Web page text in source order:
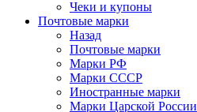
Чеки и купоны
Почтовые марки
Назад
Почтовые марки
Марки РФ
Марки СССР
Иностранные марки
Марки Царской России